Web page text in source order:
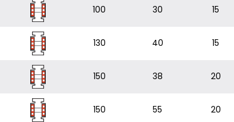
100 30 15
130 40 15
150 38 20
150 55 20